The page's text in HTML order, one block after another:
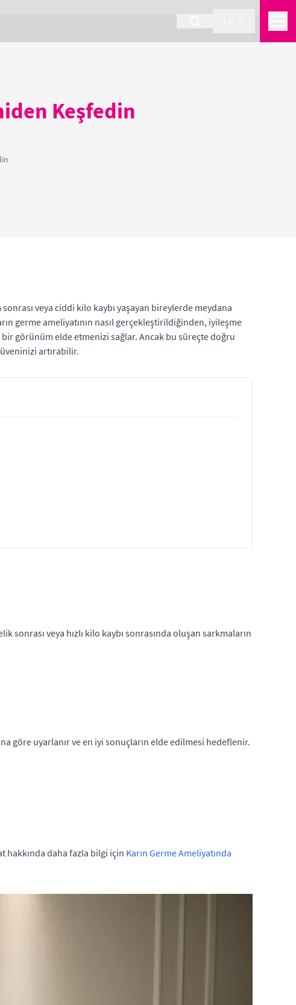
Keşfedin
veya ciddi kilo kaybı yaşayan bireylerde meydana
germe ameliyatının nasıl gerçekleştirildiğinden, iyileşme
görünüm elde etmenizi sağlar. Ancak bu süreçte doğru
artırabilir.
sonrası veya hızlı kilo kaybı sonrasında oluşan sarkmaların
göre uyarlanır ve en iyi sonuçların elde edilmesi hedeflenir.
hakkında daha fazla bilgi için Karın Germe Ameliyatında